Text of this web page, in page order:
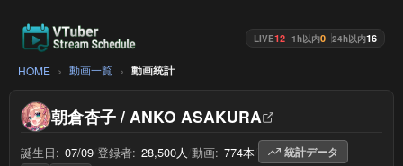
LIVE12 1h以内0 24h以内16
HOME 動画一覧 動画統計
朝倉杏子 / ANKO ASAKURA
誕生日: 07/09 登録者: 28,500人 動画: 774本
統計データ